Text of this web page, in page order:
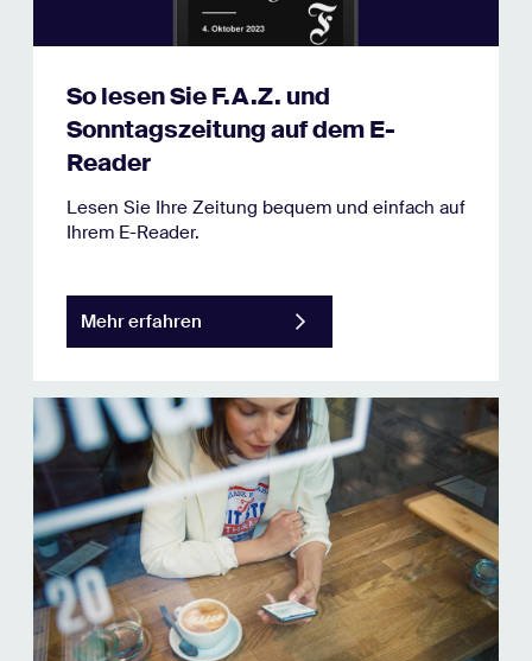
So lesen Sie F.A.Z. und
Sonntagszeitung auf dem E-
Reader
Lesen Sie Ihre Zeitung bequem und einfach auf
Ihrem E-Reader.
Mehr erfahren